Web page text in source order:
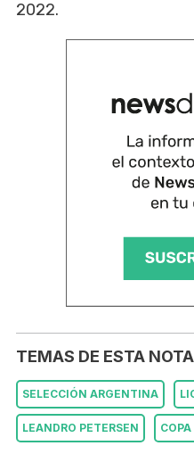
2022.
TEMAS DE ESTA
SELECCIÓN ARGENTINA
LEANDRO PETERSEN